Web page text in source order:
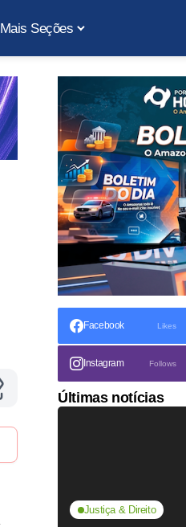
Mais Seções
Facebook Likes
Instagram Follows
Últimas notícias
Justiça & Direito